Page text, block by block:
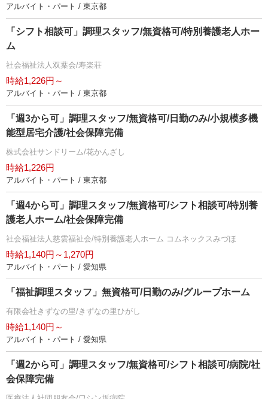
アルバイト・パート / 東京都
「シフト相談可」調理スタッフ/無資格可/特別養護老人ホー
ム
社会福祉法人双葉会/寿楽荘
時給1,226円～
アルバイト・パート / 東京都
「週3から可」調理スタッフ/無資格可/日勤のみ/小規模多機
能型居宅介護/社会保障完備
株式会社サンドリーム/花かんざし
時給1,226円
アルバイト・パート / 東京都
「週4から可」調理スタッフ/無資格可/シフト相談可/特別養
護老人ホーム/社会保障完備
社会福祉法人慈雲福祉会/特別養護老人ホーム コムネックスみづほ
時給1,140円～1,270円
アルバイト・パート / 愛知県
「福祉調理スタッフ」無資格可/日勤のみ/グループホーム
有限会社きずなの里/きずなの里ひがし
時給1,140円～
アルバイト・パート / 愛知県
「週2から可」調理スタッフ/無資格可/シフト相談可/病院/社
会保障完備